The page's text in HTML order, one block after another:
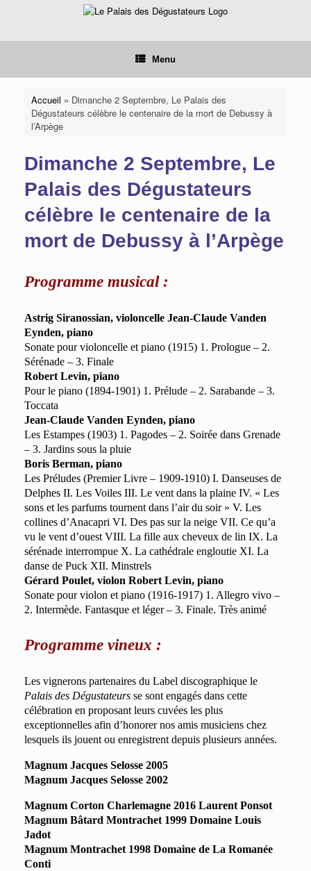
Menu
Accueil » Dimanche 2 Septembre, Le Palais des
Dégustateurs célèbre le centenaire de la mort de Debussy à
l’Arpège
Dimanche 2 Septembre, Le
Palais des Dégustateurs
célèbre le centenaire de la
mort de Debussy à l’Arpège
Programme musical :
Astrig Siranossian, violoncelle Jean-Claude Vanden
Eynden, piano
Sonate pour violoncelle et piano (1915) 1. Prologue – 2.
Sérénade – 3. Finale
Robert Levin, piano
Pour le piano (1894-1901) 1. Prélude – 2. Sarabande – 3.
Toccata
Jean-Claude Vanden Eynden, piano
Les Estampes (1903) 1. Pagodes – 2. Soirée dans Grenade
– 3. Jardins sous la pluie
Boris Berman, piano
Les Préludes (Premier Livre – 1909-1910) I. Danseuses de
Delphes II. Les Voiles III. Le vent dans la plaine IV. « Les
sons et les parfums tournent dans l’air du soir » V. Les
collines d’Anacapri VI. Des pas sur la neige VII. Ce qu’a
vu le vent d’ouest VIII. La fille aux cheveux de lin IX. La
sérénade interrompue X. La cathédrale engloutie XI. La
danse de Puck XII. Minstrels
Gérard Poulet, violon Robert Levin, piano
Sonate pour violon et piano (1916-1917) 1. Allegro vivo –
2. Intermède. Fantasque et léger – 3. Finale. Très animé
Programme vineux :
Les vignerons partenaires du Label discographique le
Palais des Dégustateurs se sont engagés dans cette
célébration en proposant leurs cuvées les plus
exceptionnelles afin d’honorer nos amis musiciens chez
lesquels ils jouent ou enregistrent depuis plusieurs années.
Magnum Jacques Selosse 2005
Magnum Jacques Selosse 2002
Magnum Corton Charlemagne 2016 Laurent Ponsot
Magnum Bâtard Montrachet 1999 Domaine Louis
Jadot
Magnum Montrachet 1998 Domaine de La Romanée
Conti